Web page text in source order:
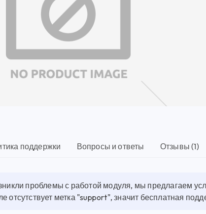
поддержки Вопросы и ответы Отзывы (1)
проблемы с работой модуля, мы предлагаем
отсутствует метка "support", значит бесплатная